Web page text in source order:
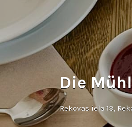
Die
Rekovas iela 19,